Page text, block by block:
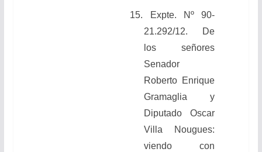
15.
Expte. Nº 90-
21.292/12. De
los señores
Senador
Roberto Enrique
Gramaglia y
Diputado Oscar
Villa Nougues:
viendo con